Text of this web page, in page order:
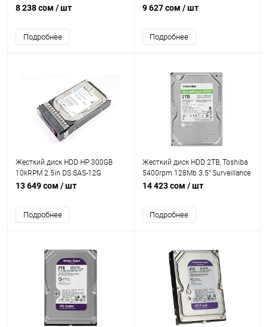
[AL13SEB600/AL14SEB060N]
8 238 сом / шт
Подробнее
6Gb/s [ST2000NM0055] pulled
9 627 сом / шт
Подробнее
Жесткий диск HDD HP 300GB
10kRPM 2.5in DS SAS-12G
Enterprise G10 HDD [768788-001]
13 649 сом / шт
Подробнее
Жесткий диск HDD 2TB, Toshiba
5400rpm 128Mb 3.5" Surveillance
S300 [HDWT720UZSVA]
14 423 сом / шт
Подробнее